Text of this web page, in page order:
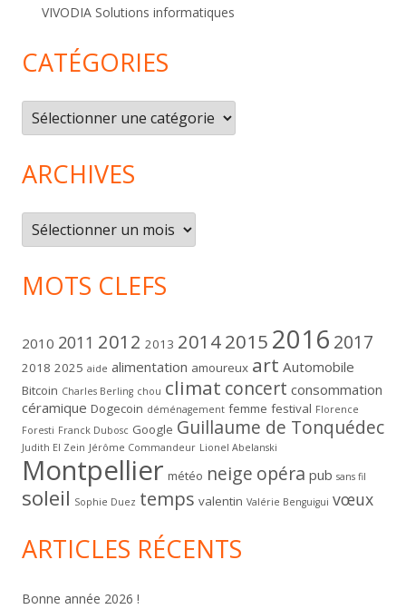
VIVODIA Solutions informatiques
CATÉGORIES
Catégories
ARCHIVES
Archives
MOTS CLEFS
2010 2011 2012 2013 20142015 2016 2017
2018 2025 aide alimentation amoureux art Automobile
Bitcoin Charles Berling chou climat concert consommation
céramique Dogecoin déménagement femme festival Florence
Foresti Franck Dubosc Google Guillaume de Tonquédec
Judith El Zein Jérôme Commandeur Lionel Abelanski
Montpellier météo neige opéra pub sans fil
soleil Sophie Duez temps valentin Valérie Benguigui vœux
ARTICLES RÉCENTS
Bonne année 2026 !